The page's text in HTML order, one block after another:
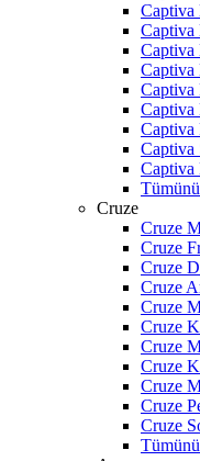
Captiva
Captiva
Captiva
Captiva
Captiva
Captiva
Captiva
Captiva
Captiva
Cruze
Cruze
Cruze
Cruze
Cruze
Cruze
Cruze
Cruze
Cruze
Cruze
Cruze
Cruze